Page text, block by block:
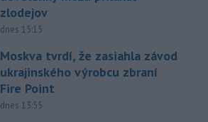
zlodejov
dnes 15:15
Moskva tvrdí, že zasiahla závod
ukrajinského výrobcu zbraní
Fire Point
dnes 13:55